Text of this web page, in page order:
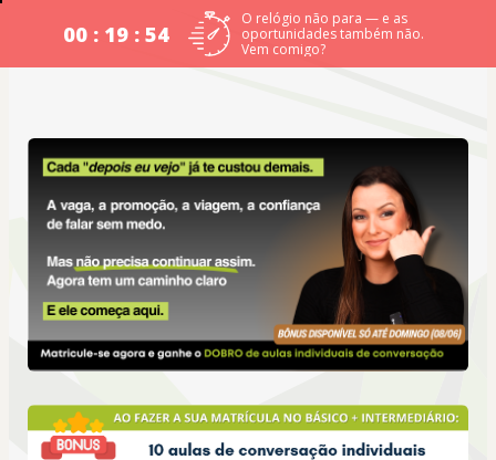
00 : 19 : 53
O relógio não para — e as
oportunidades também não.
Vem comigo?